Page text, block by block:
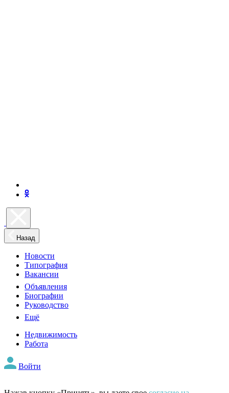
Назад
Новости
Типография
Вакансии
Объявления
Биографии
Руководство
Ещё
Недвижимость
Работа
Войти